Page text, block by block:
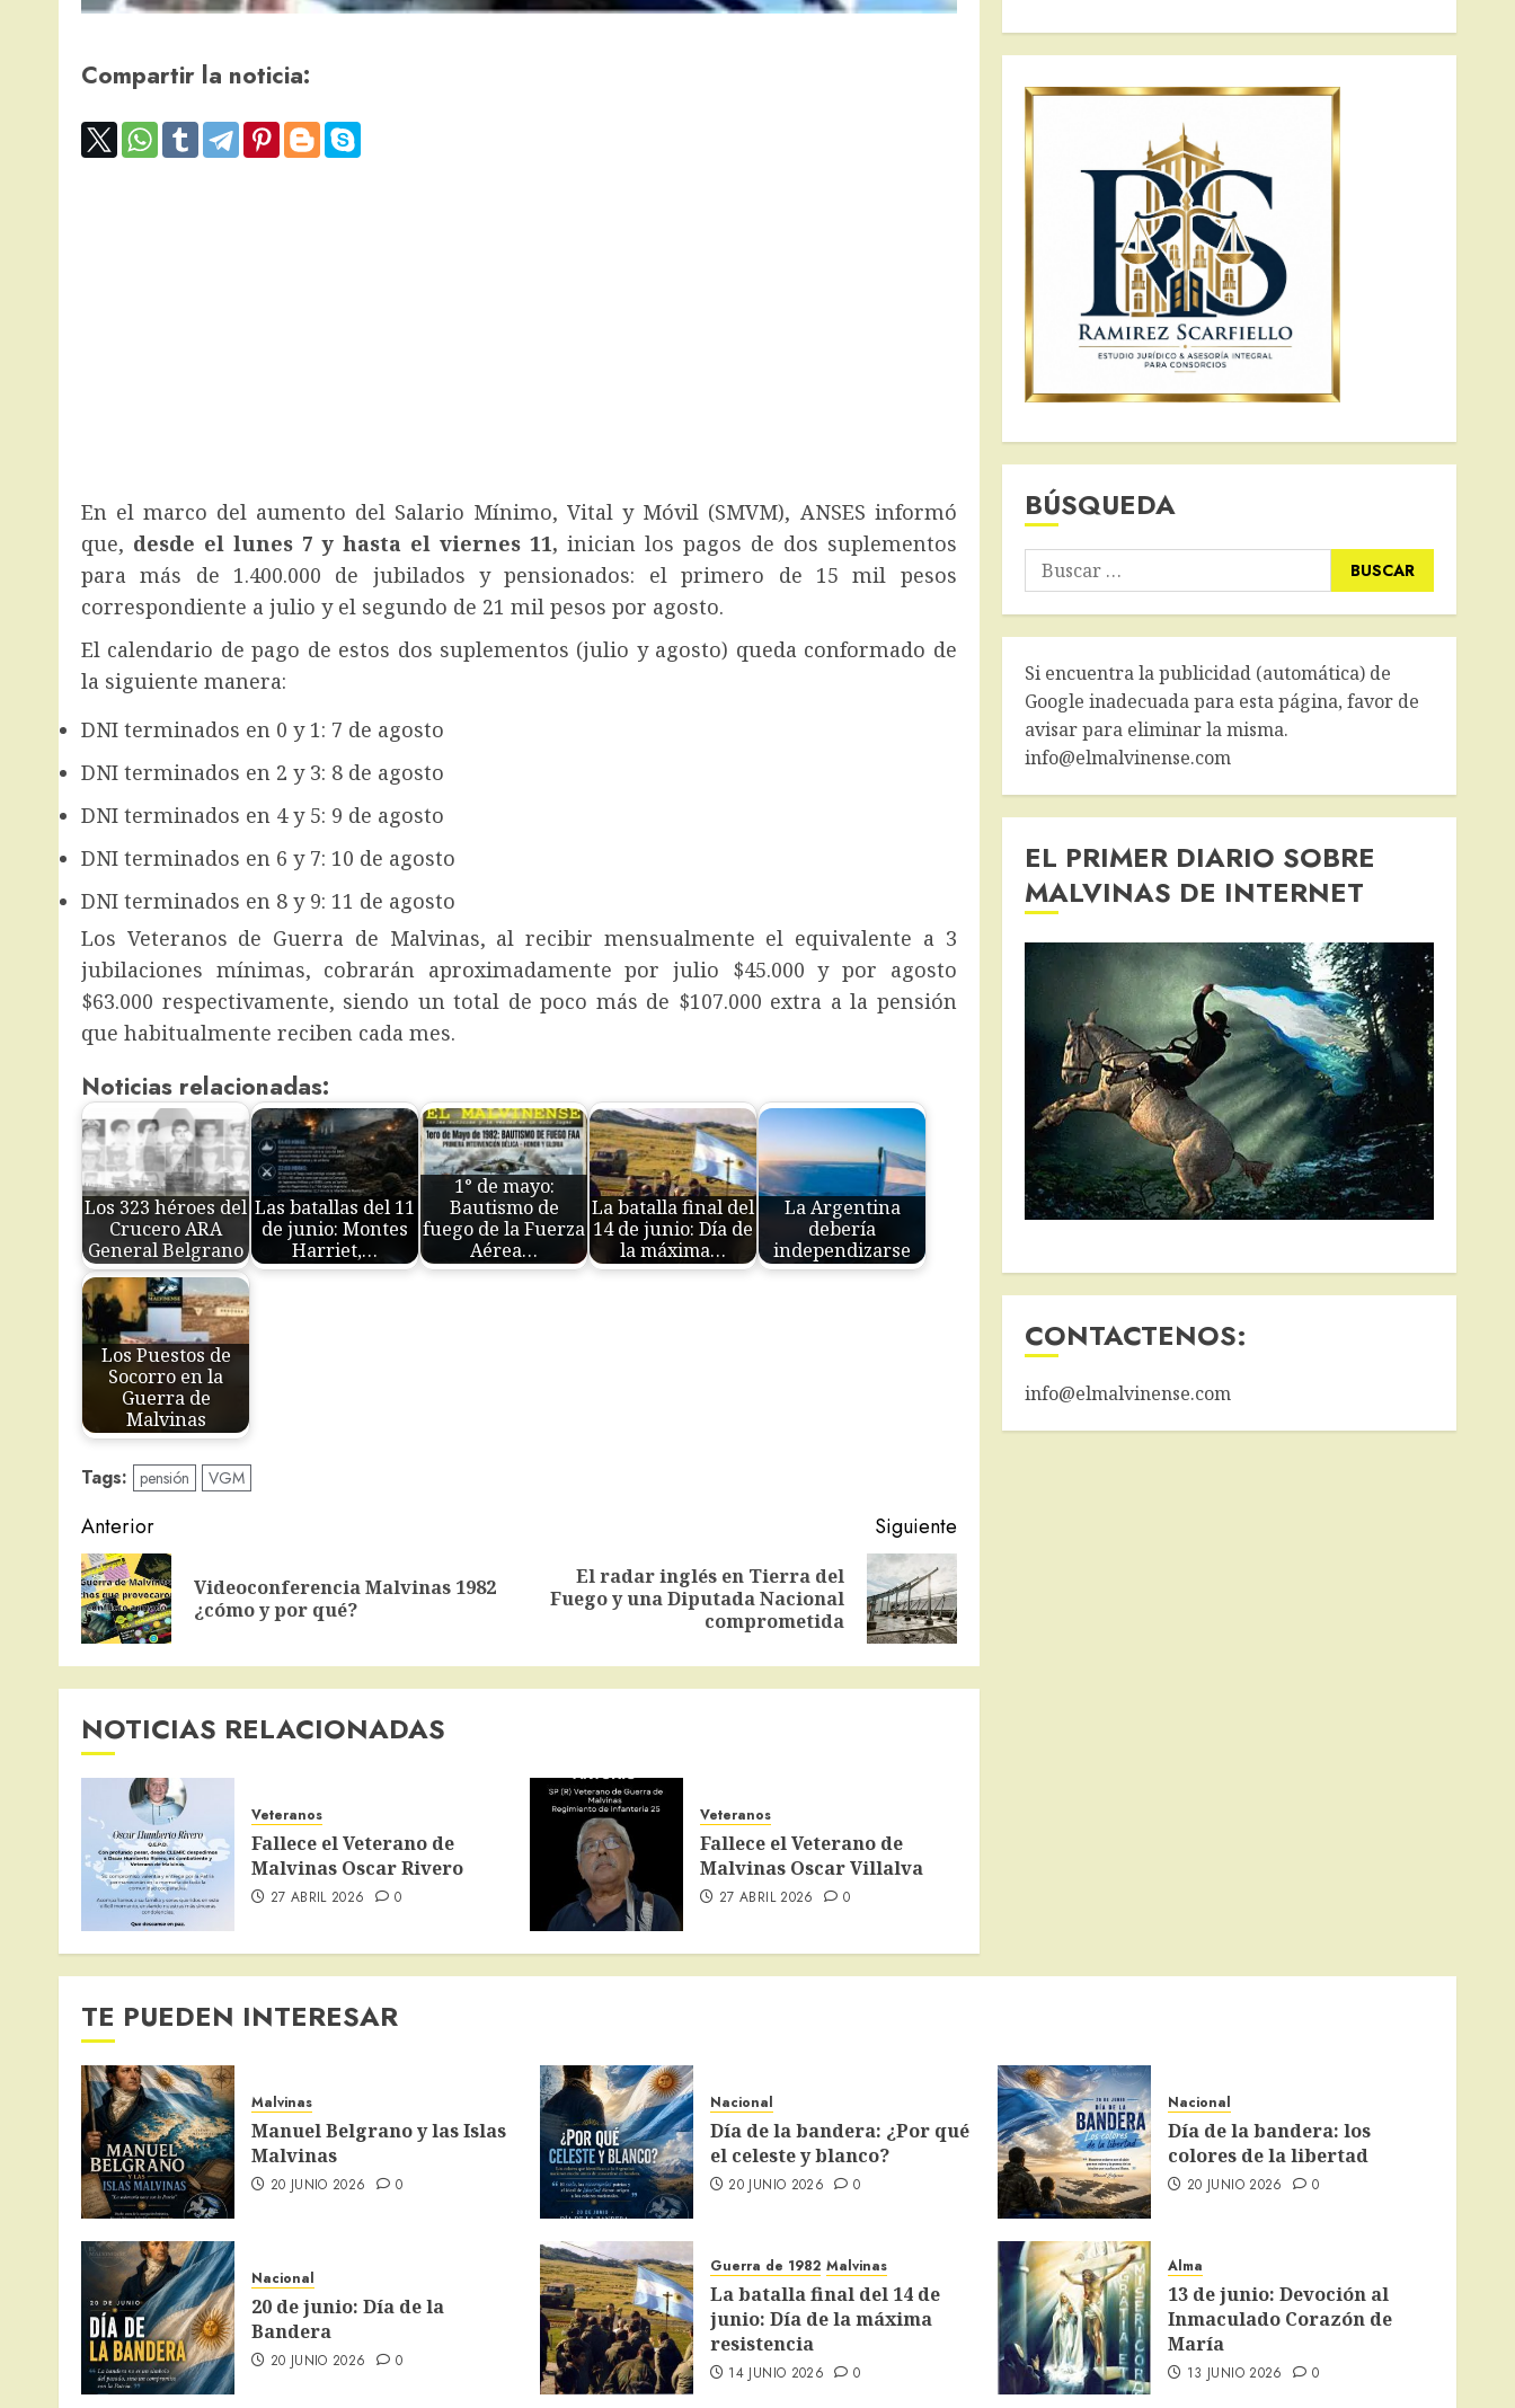
Compartir la noticia:
En el marco del aumento del Salario Mínimo, Vital y Móvil (SMVM), ANSES informó
que, desde el lunes 7 y hasta el viernes 11, inician los pagos de dos suplementos
para más de 1.400.000 de jubilados y pensionados: el primero de 15 mil pesos
correspondiente a julio y el segundo de 21 mil pesos por agosto.
El calendario de pago de estos dos suplementos (julio y agosto) queda conformado de
la siguiente manera:
DNI terminados en 0 y 1: 7 de agosto
DNI terminados en 2 y 3: 8 de agosto
DNI terminados en 4 y 5: 9 de agosto
DNI terminados en 6 y 7: 10 de agosto
DNI terminados en 8 y 9: 11 de agosto
Los Veteranos de Guerra de Malvinas, al recibir mensualmente el equivalente a 3
jubilaciones mínimas, cobrarán aproximadamente por julio $45.000 y por agosto
$63.000 respectivamente, siendo un total de poco más de $107.000 extra a la pensión
que habitualmente reciben cada mes.
Noticias relacionadas:
Los 323 héroes del
Crucero ARA
General Belgrano
Las batallas del 11
de junio: Montes
Harriet,…
1° de mayo:
Bautismo de
fuego de la Fuerza
Aérea…
La batalla final del
14 de junio: Día de
la máxima…
La Argentina
debería
independizarse
Los Puestos de
Socorro en la
Guerra de
Malvinas
Tags: pensión VGM
Navegación
de
entradas
Anterior
Entrada
Videoconferencia Malvinas 1982
¿cómo y por qué?
Siguiente
Siguiente
El radar inglés en Tierra del
Fuego y una Diputada Nacional
comprometida
NOTICIAS RELACIONADAS
Veteranos
Fallece el Veterano de
Malvinas Oscar Rivero
27 ABRIL 2026 0
Veteranos
Fallece el Veterano de
Malvinas Oscar Villalva
27 ABRIL 2026 0
BÚSQUEDA
Buscar:
Si encuentra la publicidad (automática) de
Google inadecuada para esta página, favor de
avisar para eliminar la misma.
info@elmalvinense.com
EL PRIMER DIARIO SOBRE
MALVINAS DE INTERNET
CONTACTENOS:
info@elmalvinense.com
TE PUEDEN INTERESAR
Malvinas
Manuel Belgrano y las Islas
Malvinas
20 JUNIO 2026 0
Nacional
Día de la bandera: ¿Por qué
el celeste y blanco?
20 JUNIO 2026 0
Nacional
Día de la bandera: los
colores de la libertad
20 JUNIO 2026 0
Nacional
20 de junio: Día de la
Bandera
20 JUNIO 2026 0
Guerra de 1982 Malvinas
La batalla final del 14 de
junio: Día de la máxima
resistencia
14 JUNIO 2026 0
Alma
13 de junio: Devoción al
Inmaculado Corazón de
María
13 JUNIO 2026 0